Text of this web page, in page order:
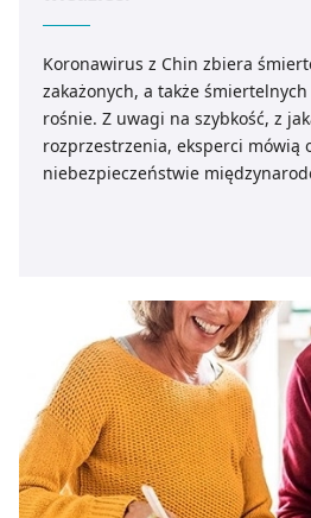
Koronawirus z Chin zbiera
zakażonych, a także
rośnie. Z uwagi na szybkość, z
rozprzestrzenia, eksperci mówią
niebezpieczeństwie